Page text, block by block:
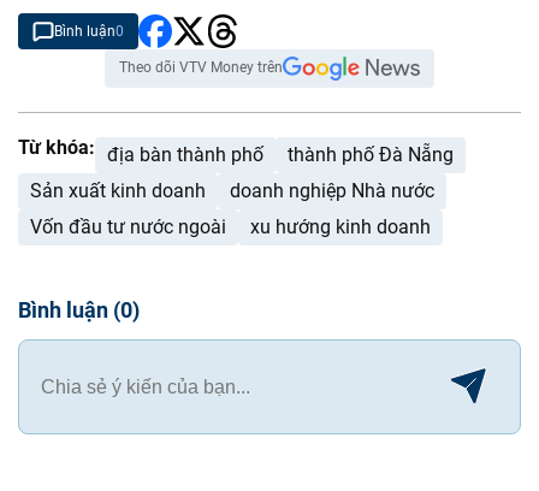
Bình luận0
Theo dõi VTV Money trên
Từ khóa: địa bàn thành phố
thành phố Đà Nẵng
Sản xuất kinh doanh
doanh nghiệp Nhà nước
Vốn đầu tư nước ngoài
xu hướng kinh doanh
Bình luận (0)